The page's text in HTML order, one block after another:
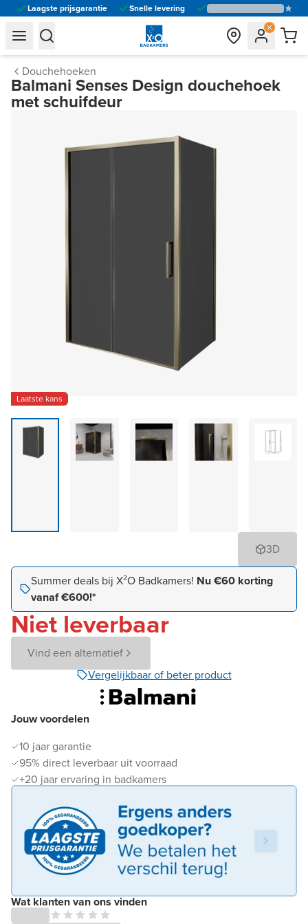
Laagste prijsgarantie Snelle levering
general.navigation.toggle_menu.label
general.navigation.toggle_menu.label
Douchehoeken
Balmani Senses Design douchehoek
met schuifdeur
Laatste kans
3D
Jouw voordelen
10 jaar garantie
95% direct leverbaar uit voorraad
+20 jaar ervaring in badkamers
Wat klanten van ons vinden
Summer deals bij X²O Badkamers! Nu €60 korting
vanaf €600!*
Niet leverbaar
Vind een alternatief
Vergelijkbaar of beter product